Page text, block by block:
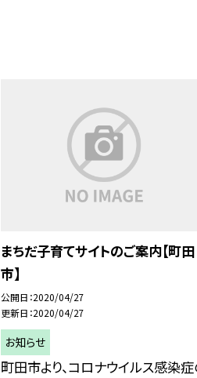
まちだ子育てサイトのご案内【町田
市】
公開日 2020/04/27
更新日 2020/04/27
お知らせ
町田市より、コロナウイルス感染